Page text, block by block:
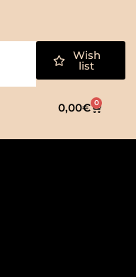
Wish
list
0,00€ 0